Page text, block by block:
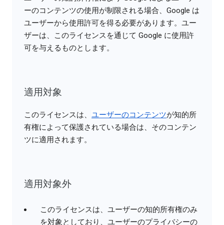
ーのコンテンツの使用が制限される場合、Google は
ユーザーから使用許可を得る必要があります。ユー
ザーは、このライセンスを通じて Google に使用許
可を与えるものとします。
適用対象
このライセンスは、 ユーザーのコンテンツが知的所
有権によって保護されている場合は、そのコンテン
ツに適用されます。
適用対象外
このライセンスは、ユーザーの知的所有権のみ
を対象としており、ユーザーのプライバシーの